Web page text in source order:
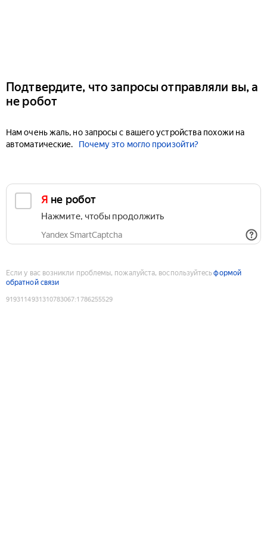
Подтвердите, что запросы отправляли вы, а
не робот
Нам очень жаль, но запросы с вашего устройства похожи на
автоматические.
Почему это могло произойти?
Я не робот
Нажмите, чтобы продолжить
Yandex SmartCaptcha
Если у вас возникли проблемы, пожалуйста, воспользуйтесьформой
обратной связи
9193114931310783067:1786255529